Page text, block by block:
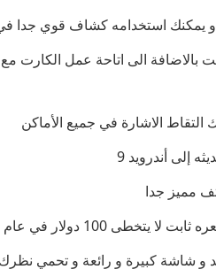
يمكنك استخدامه كشاف قوي جدا
كارت ميموري يصل الي 32 جيجا بايت بالاضافة الى
دولار في عام 2021
و شاشة كبيرة و رائعة و تحمي نظرك